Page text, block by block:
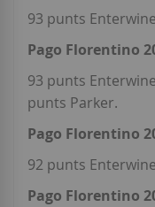
93 punts
Pago Florentino
93 punts
punts Parker.
Pago Florentino
92 punts
Pago Florentino